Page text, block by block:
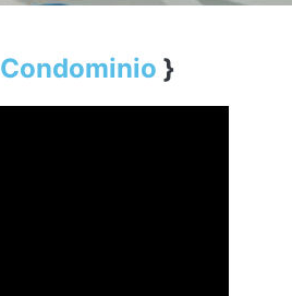
Condominio }